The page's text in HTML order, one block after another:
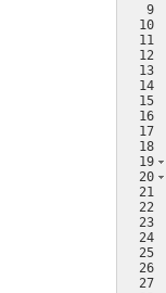
9
10
11
12
13
14
15
16
17
18
19
20
21
22
23
24
25
26
27